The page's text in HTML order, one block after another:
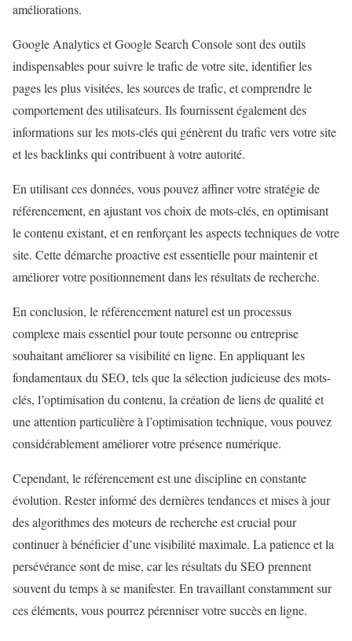
améliorations.
Google Analytics et Google Search Console sont des outils
indispensables pour suivre le trafic de votre site, identifier les
pages les plus visitées, les sources de trafic, et comprendre le
comportement des utilisateurs. Ils fournissent également des
informations sur les mots-clés qui génèrent du trafic vers votre site
et les backlinks qui contribuent à votre autorité.
En utilisant ces données, vous pouvez affiner votre stratégie de
référencement, en ajustant vos choix de mots-clés, en optimisant
le contenu existant, et en renforçant les aspects techniques de votre
site. Cette démarche proactive est essentielle pour maintenir et
améliorer votre positionnement dans les résultats de recherche.
En conclusion, le référencement naturel est un processus
complexe mais essentiel pour toute personne ou entreprise
souhaitant améliorer sa visibilité en ligne. En appliquant les
fondamentaux du SEO, tels que la sélection judicieuse des mots-
clés, l’optimisation du contenu, la création de liens de qualité et
une attention particulière à l’optimisation technique, vous pouvez
considérablement améliorer votre présence numérique.
Cependant, le référencement est une discipline en constante
évolution. Rester informé des dernières tendances et mises à jour
des algorithmes des moteurs de recherche est crucial pour
continuer à bénéficier d’une visibilité maximale. La patience et la
persévérance sont de mise, car les résultats du SEO prennent
souvent du temps à se manifester. En travaillant constamment sur
ces éléments, vous pourrez pérenniser votre succès en ligne.